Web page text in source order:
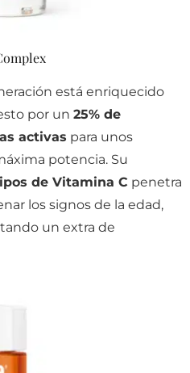
está enriquecido
por un 25% de
activas para unos
potencia. Su
de Vitamina C penetra
los signos de la edad,
un extra de